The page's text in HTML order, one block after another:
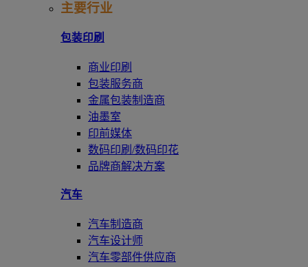
主要行业
包装印刷
商业印刷
包装服务商
金属包装制造商
油墨室
印前媒体
数码印刷/数码印花
品牌商解决方案
汽车
汽车制造商
汽车设计师
汽车零部件供应商